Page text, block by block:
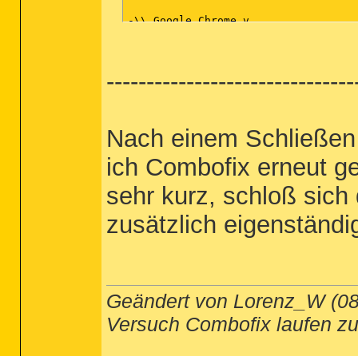
-\\ Google Chrome v
*************************
AdwCleaner[S0].txt - [99933
AdwCleaner[S1].txt - [1379 octets]
########## EOF -
Nach einem
ich Combofix erneut
sehr kurz, schloß sich
zusätzlich
Geändert von Lorenz_W
Versuch Combofix laufen